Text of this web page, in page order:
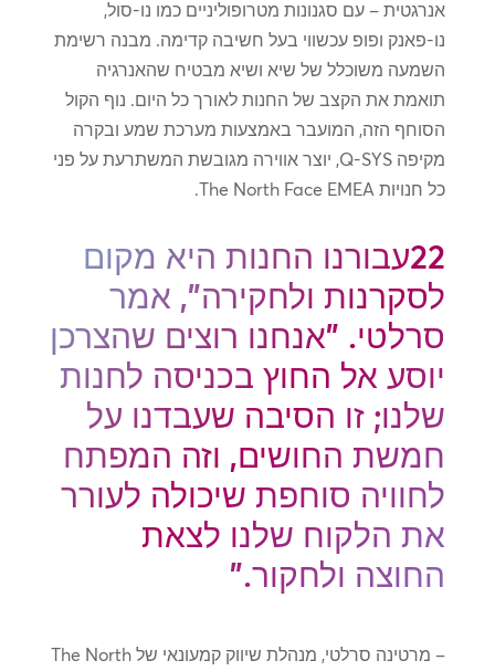
אנרגטית – עם סגנונות מטרופוליניים כמו נו-סול,
נו-פאנק ופופ עכשווי בעל חשיבה קדימה. מבנה רשימת
השמעה משוכלל של שיא ושיא מבטיח שהאנרגיה
תואמת את הקצב של החנות לאורך כל היום. נוף הקול
הסוחף הזה, המועבר באמצעות מערכת שמע ובקרה
מקיפה Q-SYS, יוצר אווירה מגובשת המשתרעת על פני
כל חנויות The North Face EMEA.
22עבורנו החנות היא מקום
לסקרנות ולחקירה", אמר
סרלטי. "אנחנו רוצים שהצרכן
יוסע אל החוץ בכניסה לחנות
שלנו; זו הסיבה שעבדנו על
חמשת החושים, וזה המפתח
לחוויה סוחפת שיכולה לעורר
את הלקוח שלנו לצאת
החוצה ולחקור."
– מרטינה סרלטי, מנהלת שיווק קמעונאי של The North